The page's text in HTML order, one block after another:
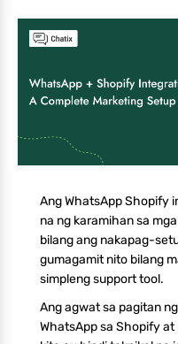
Ang WhatsApp Shopify
na ng karamihan sa
bilang ang nakapag-
gumagamit nito bilang
simpleng support tool.
Ang agwat sa pagitan
WhatsApp sa Shopify